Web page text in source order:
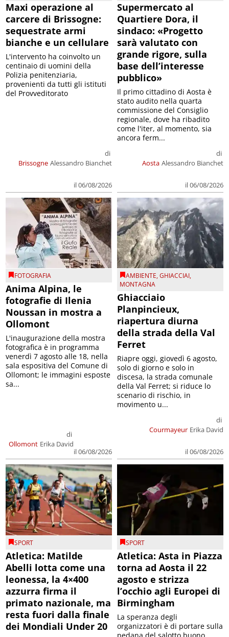
Maxi operazione al
carcere di Brissogne:
sequestrate armi
bianche e un cellulare
Brissogne
di
Alessandro Bianchet
il 06/08/2026
L'intervento ha coinvolto un
centinaio di uomini della
Polizia penitenziaria,
provenienti da tutti gli istituti
del Provveditorato
Supermercato al
Quartiere Dora, il
sindaco: «Progetto
sarà valutato con
grande rigore, sulla
base dell’interesse
pubblico»
Aosta
di
Alessandro Bianchet
il 06/08/2026
Il primo cittadino di Aosta è
stato audito nella quarta
commissione del Consiglio
regionale, dove ha ribadito
come l'iter, al momento, sia
ancora ferm...
FOTOGRAFIA
Anima Alpina, le
fotografie di Ilenia
Noussan in mostra a
Ollomont
Ollomont
di
Erika David
il 06/08/2026
L'inaugurazione della mostra
fotografica è in programma
venerdì 7 agosto alle 18, nella
sala espositiva del Comune di
Ollomont; le immagini esposte
sa...
AMBIENTE,GHIACCIAI,
MONTAGNA
Ghiacciaio
Planpincieux,
riapertura diurna
della strada della Val
Ferret
Courmayeur
di
Erika David
il 06/08/2026
Riapre oggi, giovedì 6 agosto,
solo di giorno e solo in
discesa, la strada comunale
della Val Ferret; si riduce lo
scenario di rischio, in
movimento u...
SPORT
Atletica: Matilde
Abelli lotta come una
leonessa, la 4×400
azzurra firma il
primato nazionale, ma
resta fuori dalla finale
dei Mondiali Under 20
SPORT
Atletica: Asta in Piazza
torna ad Aosta il 22
agosto e strizza
l’occhio agli Europei di
Birmingham
La speranza degli
organizzatori è di portare sulla
pedana del salotto buono